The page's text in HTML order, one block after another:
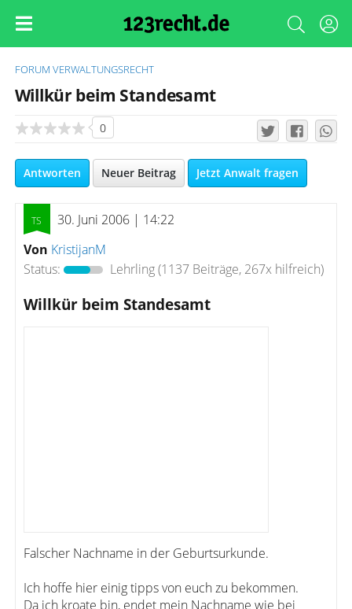
FORUM VERWALTUNGSRECHT
Willkür beim Standesamt
0
Antworten Neuer Beitrag Jetzt Anwalt fragen
30. Juni 2006 | 14:22
Von KristijanM
Status:
Lehrling(1137 Beiträge, 267x hilfreich)
Willkür beim Standesamt
Falscher Nachname in der Geburtsurkunde.
Ich hoffe hier einig tipps von euch zu bekommen.
Da ich kroate bin, endet mein Nachname wie bei